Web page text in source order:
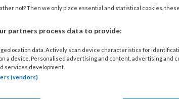
gemeenten in Nederland. Dit
Onderwijs (DUO) die 328
not? Then we only place essential and statistical cookies,
partners process data to provide:
data. Actively scan device characteristics for
a device. Personalised advertising and content, advertising and
services development.
(vendors)